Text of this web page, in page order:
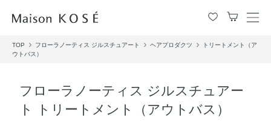
メ
ュ
TOP フローラノーティス ジルスチュアート ヘアプロダクツ
トリートメント（ア
ウトバス）
フローラノーティス ジルスチュアー
ト トリートメント（アウトバス）